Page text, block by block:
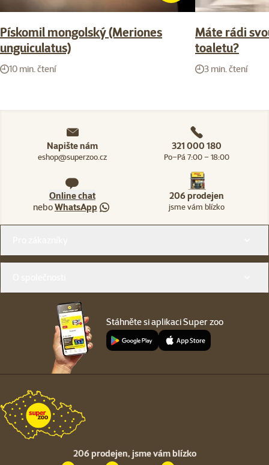
Pískomil mongolský (Meriones
unguiculatus)
10 min. čtení
Máte rádi
toaletu?
3 min. čtení
Napište nám
eshop@superzoo.cz
321 000 180
Po–Pá 7:00 – 18:00
Online chat
neboWhatsApp
206 prodejen
jsme vám blízko
Stáhněte si aplikaci Super zoo
206 prodejen, jsme vám blízko